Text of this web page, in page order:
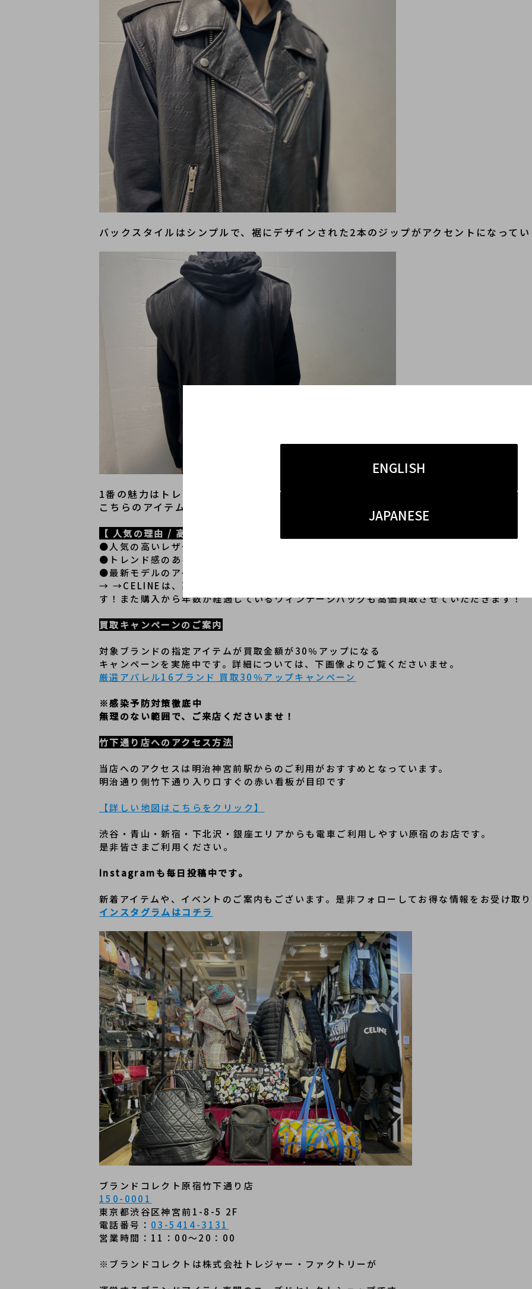
ENGLISH
JAPANESE
バックスタイルはシンプルで、裾にデザインされた2本のジップがアクセントになって
1番の魅力はトレンド感のあるオーバーサイズシルエットです。
こちらのアイテムを羽織ると普段のコーディネートの雰囲気をがらりと変えてくれる1
【 人気の理由 / 高価買取の理由 】
●人気の高いレザージャケット
●トレンド感のあるオーバーサイズシルエット
●最新モデルのアイテム
→ →CELINEは、高年式のレザーアイテムやニット、デニムパンツ、フィービー期のレディ
す！また購入から年数が経過しているヴィンテージバッグも高価買取させていただきます！
買取キャンペーンのご案内
対象ブランドの指定アイテムが買取金額が30％アップになる
キャンペーンを実施中です。詳細については、下画像よりご覧くださいませ。
厳選アパレル16ブランド 買取30％アップキャンペーン
※感染予防対策徹底中
無理のない範囲で、ご来店くださいませ！
竹下通り店へのアクセス方法
当店へのアクセスは明治神宮前駅からのご利用がおすすめとなっています。
明治通り側竹下通り入り口すぐの赤い看板が目印です
【詳しい地図はこちらをクリック】
渋谷・青山・新宿・下北沢・銀座エリアからも電車ご利用しやすい原宿のお店です。
是非皆さまご利用ください。
Instagramも毎日投稿中です。
新着アイテムや、イベントのご案内もございます。是非フォローしてお得な情報をお受け取
インスタグラムはコチラ
ブランドコレクト原宿竹下通り店
150-0001
東京都渋谷区神宮前1-8-5 2F
電話番号： 03-5414-3131
営業時間：11：00～20：00
※ブランドコレクトは株式会社トレジャー・ファクトリーが